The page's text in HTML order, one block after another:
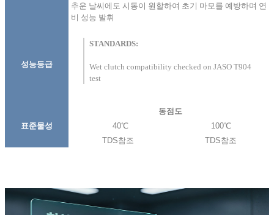
추운 날씨에도 시동이 원할하여 초기 마모를 예방하며 연
비 성능 발휘
성능등급
STANDARDS:
Wet clutch compatibility checked on JASO T904
test
표준물성
동점도
40℃
100℃
TDS참조
TDS참조